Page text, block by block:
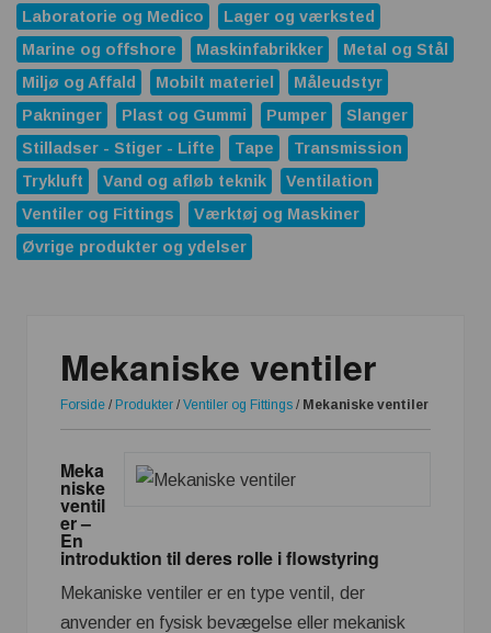
Laboratorie og Medico
Lager og værksted
Marine og offshore
Maskinfabrikker
Metal og Stål
Miljø og Affald
Mobilt materiel
Måleudstyr
Pakninger
Plast og Gummi Pumper
Slanger
Stilladser - Stiger - Lifte
Tape
Transmission
Trykluft
Vand og afløb teknik
Ventilation
Ventiler og Fittings
Værktøj og Maskiner
Øvrige produkter og ydelser
Mekaniske ventiler
Forside / Produkter / Ventiler og Fittings / Mekaniske ventiler
Meka
niske
ventil
er –
En
introduktion til deres rolle i flowstyring
Mekaniske ventiler er en type ventil, der
anvender en fysisk bevægelse eller mekanisk